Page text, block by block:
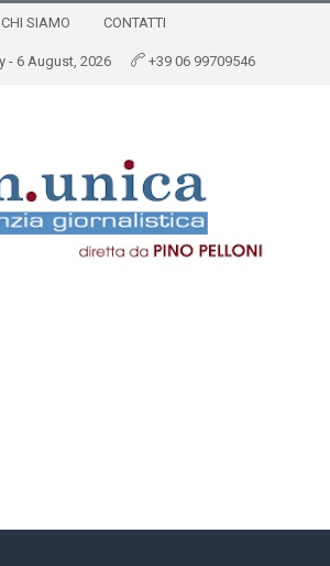
CHI SIAMO CONTATTI
- 6 August, 2026 +39 06 99709546